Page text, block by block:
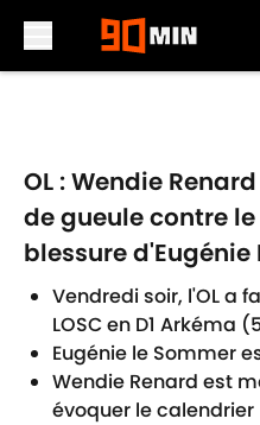
OL : Wendie
de gueule contre
blessure d'Eugénie
Vendredi soir, l'OL a
LOSC en D1 Arkéma
Eugénie le Sommer
Wendie Renard est
évoquer le calendrier